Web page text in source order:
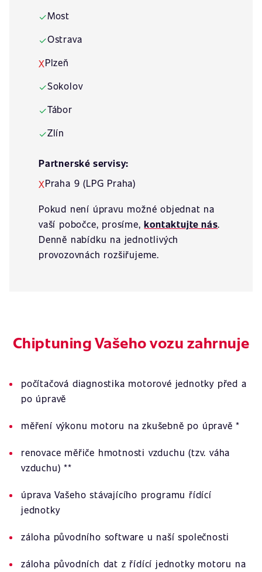
✓Most
✓Ostrava
XPlzeň
✓Sokolov
✓Tábor
✓Zlín
Partnerské servisy:
XPraha 9 (LPG Praha)
Pokud není úpravu možné objednat na
vaší pobočce, prosíme,kontaktujte nás.
Denně nabídku na jednotlivých
provozovnách rozšiřujeme.
Chiptuning Vašeho vozu zahrnuje
počítačová diagnostika motorové jednotky před a
po úpravě
měření výkonu motoru na zkušebně po úpravě *
renovace měřiče hmotnosti vzduchu (tzv. váha
vzduchu) **
úprava Vašeho stávajícího programu řídící
jednotky
záloha původního software u naší společnosti
záloha původních dat z řídící jednotky motoru na